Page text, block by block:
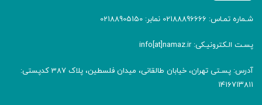
شـماره تمـاس: 02188896666 نمابر: 02188905150
پسـت الـکترونیـکی: info[at]namaz.ir
آدرس: پسـتی تهران، خیابان طالقانی، میدان فلسطین، پلاک 387 کدپستی:
۱۴۱۶۷۱۳۸۱۱